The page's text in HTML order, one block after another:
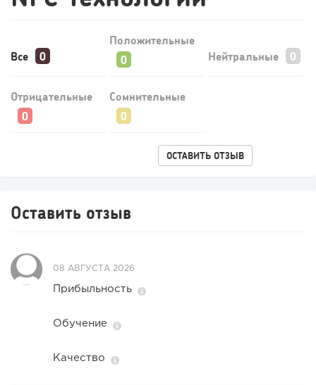
Конференции августа 2026: лучшие мероприятия месяца
Все
Положительные
Нейтральные
Отрицательные Сомнительные
ОСТАВИТЬ ОТЗЫВ
Оставить отзыв
08 АВГУСТА 2026
Прибыльность
Обучение
Качество